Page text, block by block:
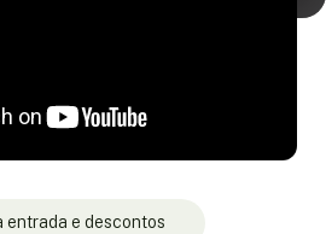
entrada e descontos